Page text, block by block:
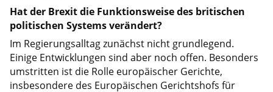
Hat der Brexit die Funktionsweise des britischen
politischen Systems verändert?
Im Regierungsalltag zunächst nicht grundlegend.
Einige Entwicklungen sind aber noch offen. Besonders
umstritten ist die Rolle europäischer Gerichte,
insbesondere des Europäischen Gerichtshofs für